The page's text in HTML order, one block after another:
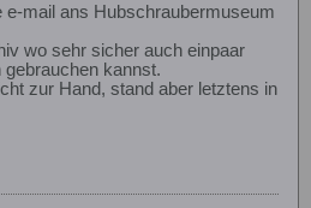
e-mail ans Hubschraubermuseum
wo sehr sicher auch einpaar
kannst.
zur Hand, stand aber letztens in